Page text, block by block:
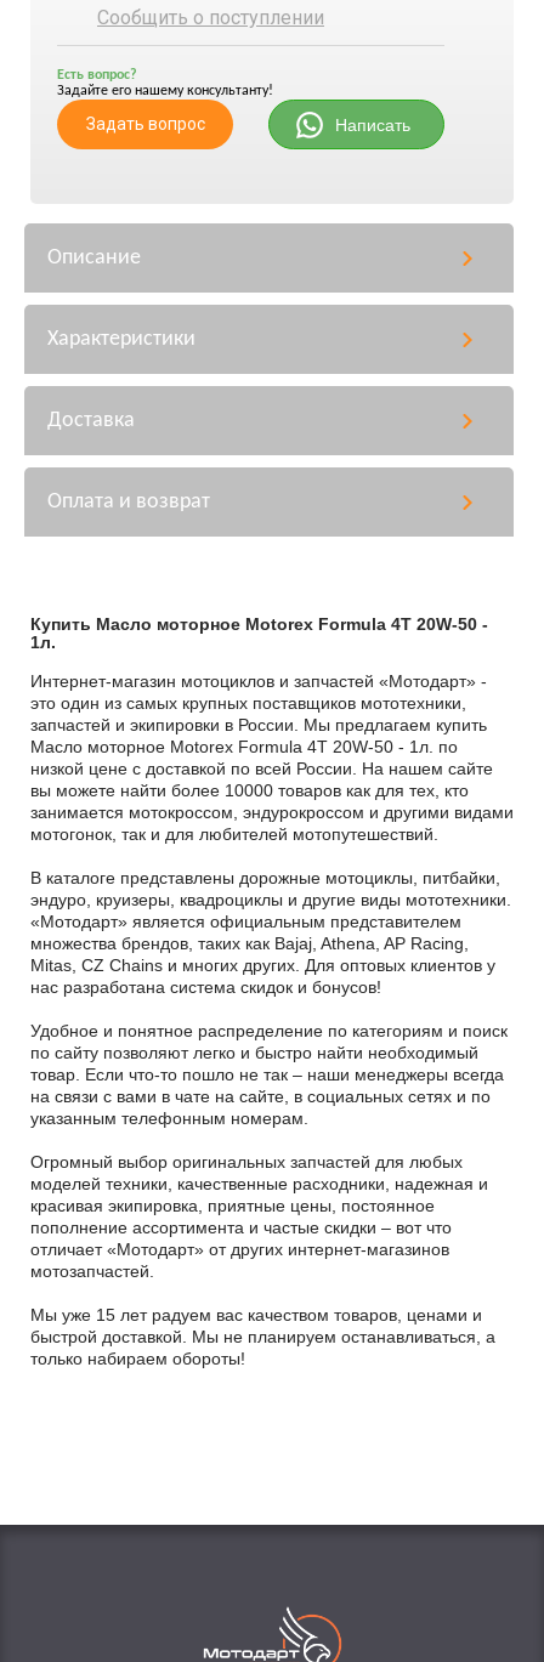
Сообщить о поступлении
Есть вопрос?
Задайте его нашему консультанту!
Задать вопрос Написать
Описание
Характеристики
Доставка
Оплата и возврат
Купить Масло моторное Motorex Formula 4T 20W-50 -
1л.
Интернет-магазин мотоциклов и запчастей «Мотодарт» -
это один из самых крупных поставщиков мототехники,
запчастей и экипировки в России. Мы предлагаем купить
Масло моторное Motorex Formula 4T 20W-50 - 1л. по
низкой цене с доставкой по всей России. На нашем сайте
вы можете найти более 10000 товаров как для тех, кто
занимается мотокроссом, эндурокроссом и другими видами
мотогонок, так и для любителей мотопутешествий.
В каталоге представлены дорожные мотоциклы, питбайки,
эндуро, круизеры, квадроциклы и другие виды мототехники.
«Мотодарт» является официальным представителем
множества брендов, таких как Bajaj, Athena, AP Racing,
Mitas, CZ Chains и многих других. Для оптовых клиентов у
нас разработана система скидок и бонусов!
Удобное и понятное распределение по категориям и поиск
по сайту позволяют легко и быстро найти необходимый
товар. Если что-то пошло не так – наши менеджеры всегда
на связи с вами в чате на сайте, в социальных сетях и по
указанным телефонным номерам.
Огромный выбор оригинальных запчастей для любых
моделей техники, качественные расходники, надежная и
красивая экипировка, приятные цены, постоянное
пополнение ассортимента и частые скидки – вот что
отличает «Мотодарт» от других интернет-магазинов
мотозапчастей.
Мы уже 15 лет радуем вас качеством товаров, ценами и
быстрой доставкой. Мы не планируем останавливаться, а
только набираем обороты!